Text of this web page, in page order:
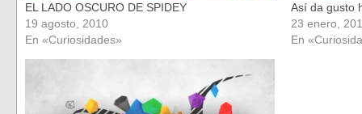
EL LADO OSCURO DE SPIDEY
19 agosto, 2010
En «Curiosidades»
Así da gusto
23 enero,
En